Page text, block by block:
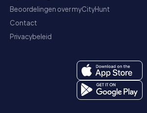
Beoordelingen over myCityHunt
Contact
Privacybeleid